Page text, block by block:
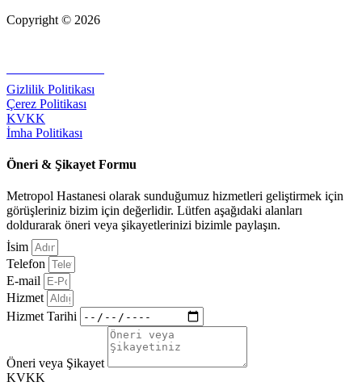
Copyright © 2026
Gizlilik Politikası
Çerez Politikası
KVKK
İmha Politikası
Öneri & Şikayet Formu
Metropol Hastanesi olarak sunduğumuz hizmetleri geliştirmek için
görüşleriniz bizim için değerlidir. Lütfen aşağıdaki alanları
doldurarak öneri veya şikayetlerinizi bizimle paylaşın.
İsim
Telefon
E-mail
Hizmet
Hizmet Tarihi
Öneri veya Şikayet
KVKK